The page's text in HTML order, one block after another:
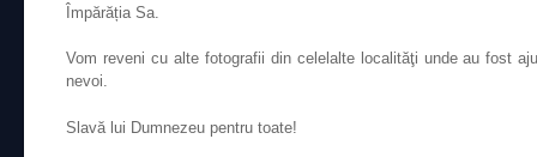
Împărăția Sa.
Vom reveni cu alte fotografii din celelalte localităţi unde au fost
nevoi.
Slavă lui Dumnezeu pentru toate!